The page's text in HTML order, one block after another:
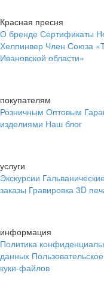
Красная пресня
О бренде Сертификаты
Хелпинвер Член Союза
Ивановской области»
покупателям
Розничным Оптовым
изделиями Наш блог
услуги
Экскурсии
заказы Гравировка 3D
информация
Политика
данных
куки-файлов